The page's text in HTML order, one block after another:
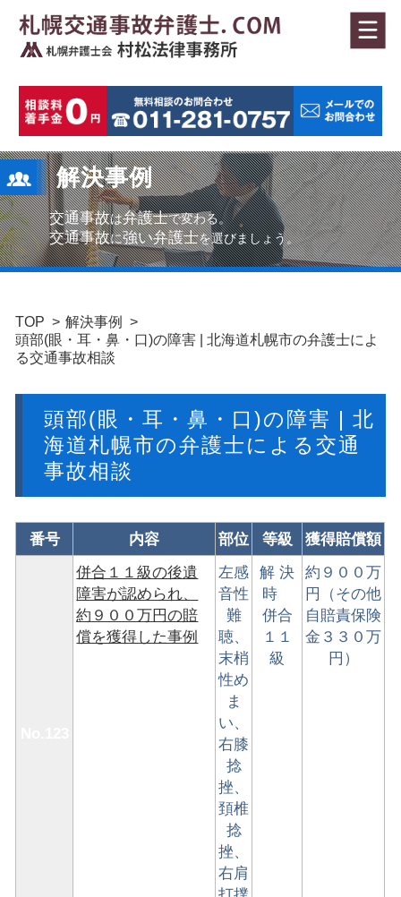
解決事例
交通事故は弁護士で変わる。
交通事故に強い弁護士を選びましょう。
TOP
解決事例
頭部(眼・耳・鼻・口)の障害 | 北海道札幌市の弁護士によ
る交通事故相談
頭部(眼・耳・鼻・口)の障害 | 北
海道札幌市の弁護士による交通
事故相談
番号 内容 部位 等級 獲得賠償額
併合１１級の後遺
障害が認められ、
約９００万円の賠
償を獲得した事例
左感
音性
難
聴、
末梢
性め
ま
い、
右膝
捻
挫、
頚椎
捻
挫、
右肩
解 決
時
併合
１１
級
約９００万
円（その他
自賠責保険
金３３０万
円）